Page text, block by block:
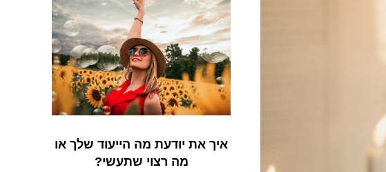
איך את יודעת מה הייעוד שלך או
מה רצוי שתעשי?